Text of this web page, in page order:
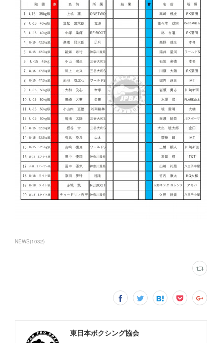
NEWS(1032)
東日本ボクシング協会